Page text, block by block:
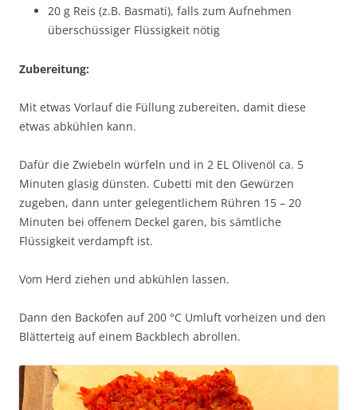
20 g Reis (z.B. Basmati), falls zum Aufnehmen
überschüssiger Flüssigkeit nötig
Zubereitung:
Mit etwas Vorlauf die Füllung zubereiten, damit diese
etwas abkühlen kann.
Dafür die Zwiebeln würfeln und in 2 EL Olivenöl ca. 5
Minuten glasig dünsten. Cubetti mit den Gewürzen
zugeben, dann unter gelegentlichem Rühren 15 – 20
Minuten bei offenem Deckel garen, bis sämtliche
Flüssigkeit verdampft ist.
Vom Herd ziehen und abkühlen lassen.
Dann den Backofen auf 200 °C Umluft vorheizen und den
Blätterteig auf einem Backblech abrollen.